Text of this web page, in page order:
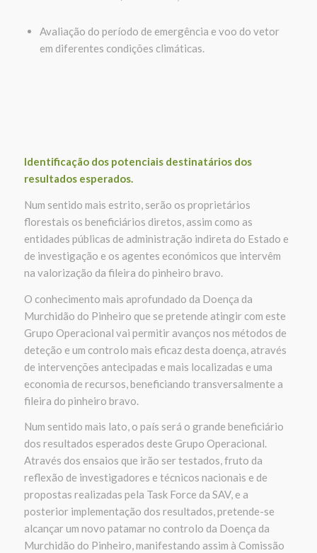
Avaliação do período de emergência e voo do vetor
em diferentes condições climáticas.
Identificação dos potenciais destinatários dos
resultados esperados.
Num sentido mais estrito, serão os proprietários
florestais os beneficiários diretos, assim como as
entidades públicas de administração indireta do Estado e
de investigação e os agentes económicos que intervêm
na valorização da fileira do pinheiro bravo.
O conhecimento mais aprofundado da Doença da
Murchidão do Pinheiro que se pretende atingir com este
Grupo Operacional vai permitir avanços nos métodos de
deteção e um controlo mais eficaz desta doença, através
de intervenções antecipadas e mais localizadas e uma
economia de recursos, beneficiando transversalmente a
fileira do pinheiro bravo.
Num sentido mais lato, o país será o grande beneficiário
dos resultados esperados deste Grupo Operacional.
Através dos ensaios que irão ser testados, fruto da
reflexão de investigadores e técnicos nacionais e de
propostas realizadas pela TaskForce da SAV, e a
posterior implementação dos resultados, pretende-se
alcançar um novo patamar no controlo da Doença da
Murchidão do Pinheiro, manifestando assim à Comissão